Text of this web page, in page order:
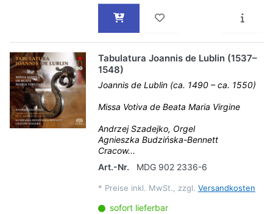
Tabulatura Joannis de Lublin (1537–
1548)
Joannis de Lublin (ca. 1490 – ca. 1550)
Missa Votiva de Beata Maria Virgine
Andrzej Szadejko, Orgel
Agnieszka Budzińska-Bennett
Cracow...
Art.-Nr.
MDG 902 2336-6
* Preise inkl. MwSt., zzgl. Versandkosten
sofort lieferbar